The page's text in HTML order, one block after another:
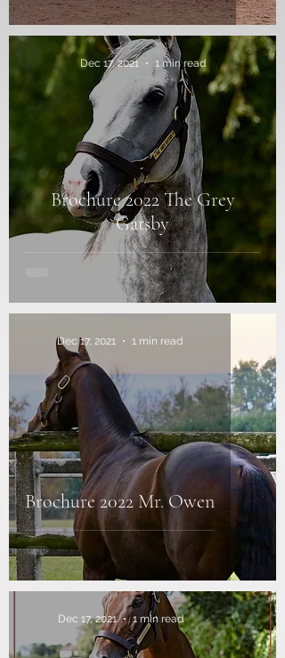
Brochure 2022 The Grey
Gatsby
Dec 17, 2021 1 min read
Brochure 2022 Mr. Owen
Dec 17, 2021 1 min read
Dec 17, 2021 1 min read